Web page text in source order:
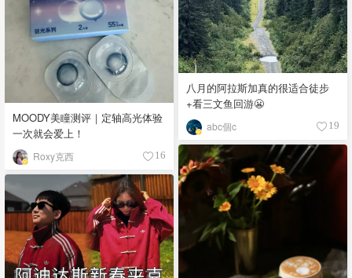
八月的阿拉斯加真的很适合徒步
+看三文鱼回游😬
abc個c 19
MOODY美瞳测评｜定轴高光体验
一次就会爱上！
Roxy克西 16